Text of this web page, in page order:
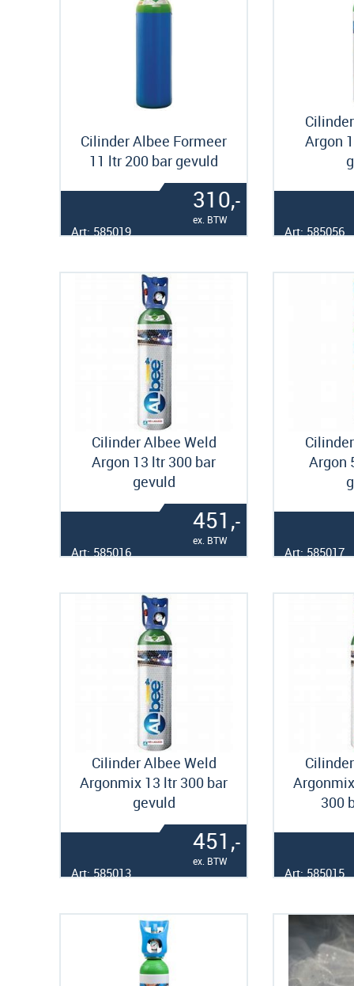
Cilinder Albee Formeer
11 ltr 200 bar gevuld
310,-
ex. BTW
Art: 585019
Argon
Art: 585056
Cilinder Albee Weld
Argon 13 ltr 300 bar
gevuld
451,-
ex. BTW
Art: 585016
Argon
Art: 585017
Cilinder Albee Weld
Argonmix 13 ltr 300 bar
gevuld
451,-
ex. BTW
Art: 585013
300
Art: 585015